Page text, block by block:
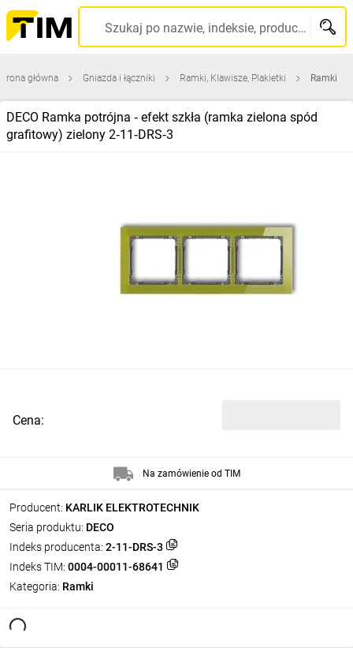
Szukaj po nazwie, indeksie, producencie, kodzie kreskowym...
główna Gniazda i łączniki Ramki, Klawisze, Plakietki Ramki
DECO Ramka potrójna ‑ efekt szkła (ramka zielona spód
grafitowy) zielony 2‑11‑DRS‑3
Producent: KARLIK ELEKTROTECHNIK
Seria produktu: DECO
Indeks producenta: 2-11-DRS-3
Indeks TIM: 0004-00011-68641
Kategoria: Ramki
Cena:
Na zamówienie od TIM